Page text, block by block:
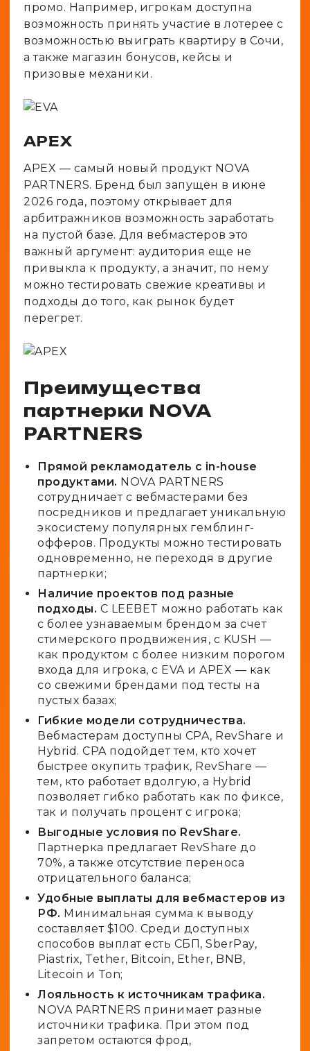
промо. Например, игрокам доступна
возможность принять участие в лотерее с
возможностью выиграть квартиру в Сочи,
а также магазин бонусов, кейсы и
призовые механики.
APEX
APEX — самый новый продукт NOVA
PARTNERS. Бренд был запущен в июне
2026 года, поэтому открывает для
арбитражников возможность заработать
на пустой базе. Для вебмастеров это
важный аргумент: аудитория еще не
привыкла к продукту, а значит, по нему
можно тестировать свежие креативы и
подходы до того, как рынок будет
перегрет.
Преимущества
партнерки NOVA
PARTNERS
Прямой рекламодатель с in-house
продуктами. NOVA PARTNERS
сотрудничает с вебмастерами без
посредников и предлагает уникальную
экосистему популярных гемблинг-
офферов. Продукты можно тестировать
одновременно, не переходя в другие
партнерки;
Наличие проектов под разные
подходы. С LEEBET можно работать как
с более узнаваемым брендом за счет
стимерского продвижения, с KUSH —
как продуктом с более низким порогом
входа для игрока, с EVA и APEX — как
со свежими брендами под тесты на
пустых базах;
Гибкие модели сотрудничества.
Вебмастерам доступны CPA, RevShare и
Hybrid. CPA подойдет тем, кто хочет
быстрее окупить трафик, RevShare —
тем, кто работает вдолгую, а Hybrid
позволяет гибко работать как по фиксе,
так и получать процент с игрока;
Выгодные условия по RevShare.
Партнерка предлагает RevShare до
70%, а также отсутствие переноса
отрицательного баланса;
Удобные выплаты для вебмастеров из
РФ. Минимальная сумма к выводу
составляет $100. Среди доступных
способов выплат есть СБП, SberPay,
Piastrix, Tether, Bitcoin, Ether, BNB,
Litecoin и Ton;
Лояльность к источникам трафика.
NOVA PARTNERS принимает разные
источники трафика. При этом под
запретом остаются фрод,